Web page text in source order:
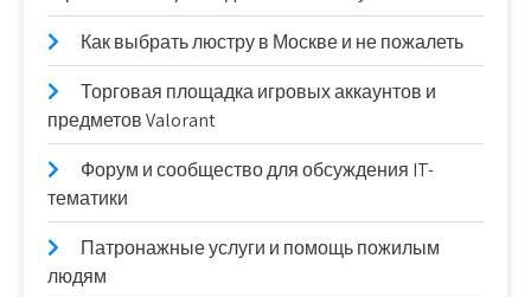
Как выбрать люстру в Москве и не пожалеть
Торговая площадка игровых аккаунтов и
предметов Valorant
Форум и сообщество для обсуждения IT-
тематики
Патронажные услуги и помощь пожилым
людям